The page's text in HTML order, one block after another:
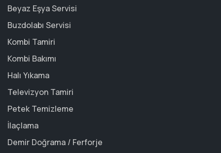
Beyaz Eşya Servisi
Buzdolabı Servisi
Kombi Tamiri
Kombi Bakımı
Halı Yıkama
Televizyon Tamiri
Petek Temizleme
İlaçlama
Demir Doğrama / Ferforje